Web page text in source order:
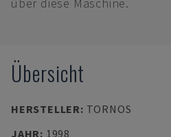
Übersicht
HERSTELLER: TORNOS
JAHR: 1998